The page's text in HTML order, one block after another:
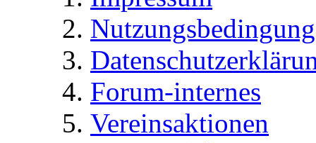
Forum-internes
Vereinsaktionen